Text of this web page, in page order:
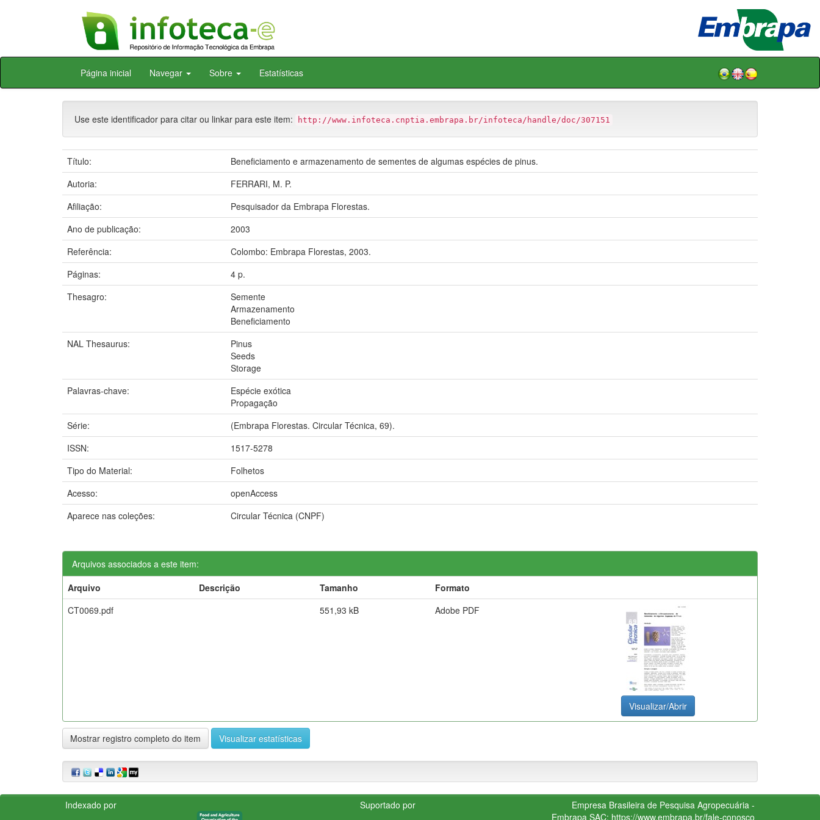
Skip
Página inicial Navegar Sobre Estatísticas
Use este identificador para citar ou linkar para este item: http://www.infoteca.cnptia.embrapa.br/infoteca/handle/doc/307151
Título:
Beneficiamento e armazenamento de sementes de algumas espécies de pinus.
Autoria:
FERRARI, M. P.
Afiliação:
Pesquisador da Embrapa Florestas.
Ano de publicação:
2003
Referência:
Colombo: Embrapa Florestas, 2003.
Páginas:
4 p.
Thesagro:
Semente
Armazenamento
Beneficiamento
NAL Thesaurus:
Pinus
Seeds
Storage
Palavras-chave:
Espécie exótica
Propagação
Série:
(Embrapa Florestas. Circular Técnica, 69).
ISSN:
1517-5278
Tipo do Material:
Folhetos
Acesso:
openAccess
Aparece nas coleções:
Circular Técnica (CNPF)
Arquivos associados a este item:
Arquivo
Descrição Tamanho
Formato
CT0069.pdf
551,93 kB Adobe PDF
Visualizar/Abrir
Mostrar registro completo do item Visualizar estatísticas
Indexado por Suportado por
Empresa Brasileira de Pesquisa Agropecuária -
Embrapa SAC: https://www.embrapa.br/fale-conosco